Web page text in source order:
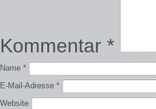
Kommentar *
Name *
E-Mail-Adresse *
Website